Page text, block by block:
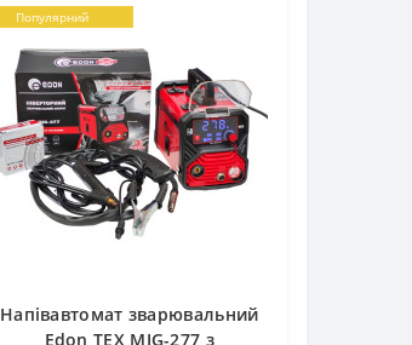
Популярний
Напівавтомат зварювальний
Edon TEX MIG-277 з